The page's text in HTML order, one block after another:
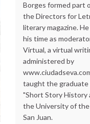
Borges formed part
the Directors for
literary magazine.
his time as
Virtual, a virtual
administered by
taught the graduate
"Short Story History
the University of the
San Juan.